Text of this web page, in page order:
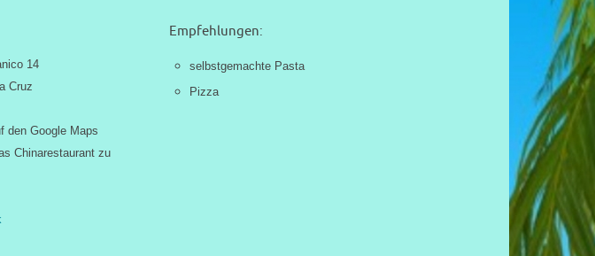
Empfehlungen:
14
Cruz
den Google Maps
Chinarestaurant zu
selbstgemachte Pasta
Pizza